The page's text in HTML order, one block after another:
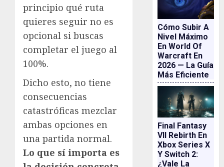
principio qué ruta
quieres seguir no es
opcional si buscas
completar el juego al
100%.
Dicho esto, no tiene
consecuencias
catastróficas mezclar
ambas opciones en
una partida normal.
Lo que sí importa es
Cómo Subir A
Nivel Máximo
En World Of
Warcraft En
2026 — La Guía
Más Eficiente
Final Fantasy
VII Rebirth En
Xbox Series X
Y Switch 2:
¿vale La